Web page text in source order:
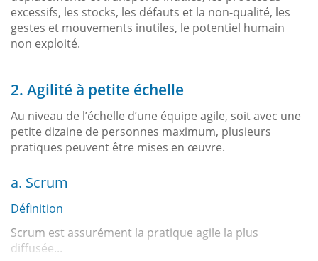
excessifs, les stocks, les défauts et la non-qualité, les
gestes et mouvements inutiles, le potentiel humain
non exploité.
2. Agilité à petite échelle
Au niveau de l’échelle d’une équipe agile, soit avec une
petite dizaine de personnes maximum, plusieurs
pratiques peuvent être mises en œuvre.
a. Scrum
Définition
Scrum est assurément la pratique agile la plus
diffusée...